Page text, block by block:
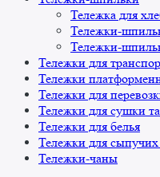
Тележка для
Тележки-
Тележки-
Тележки для
Тележки
Тележки для
Тележки для сушки
Тележки для белья
Тележки для
Тележки-чаны